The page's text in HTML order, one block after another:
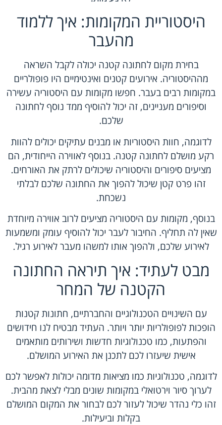
היסטוריית המקומות: איך ללמוד
מהעבר
בחירת מקום לחתונה קטנה יכולה לקבל השראה
מההיסטוריה. אירועים קטנים ואינטימיים היו פופולריים
במקומות רבים בעבר. חפשו מקומות עם היסטוריה עשירה
וסיפורים מעניינים, זה יכול להוסיף ממד נוסף לחתונה
שלכם.
לדוגמה, חוות היסטוריות או מבנים עתיקים יכולים להוות
רקע מושלם לחתונה קטנה. בנוסף לאווירה הייחודית, הם
מציעים סיפורים והיסטוריה שיכולים לרתק את האורחים.
זהו פרט קטן שיכול להפוך את החתונה שלכם לבלתי
נשכחת.
בנוסף, מקומות עם היסטוריה מציעים לרוב אווירה מיוחדת
שאין לה תחליף. החיבור לעבר יכול להוסיף עומק ומשמעות
לאירוע שלכם, ולהפוך אותו למשהו מעבר לאירוע רגיל.
מבט לעתיד: איך תיראה החתונה
הקטנה של המחר
עם השינויים הטכנולוגיים והחברתיים, חתונות קטנות
הופכות לפופולריות יותר ויותר. העתיד מבטיח לנו חידושים
והפתעות, כמו טכנולוגיות חדשות ושירותים מותאמים
אישית שיעזרו לכם לתכנן את האירוע המושלם.
לדוגמה, טכנולוגיות כמו מציאות מדומה יכולות לאפשר לכם
לערוך סיור וירטואלי במקומות שונים מבלי לצאת מהבית.
זהו כלי נהדר שיכול לעזור לכם לבחור את המקום המושלם
בקלות וביעילות.